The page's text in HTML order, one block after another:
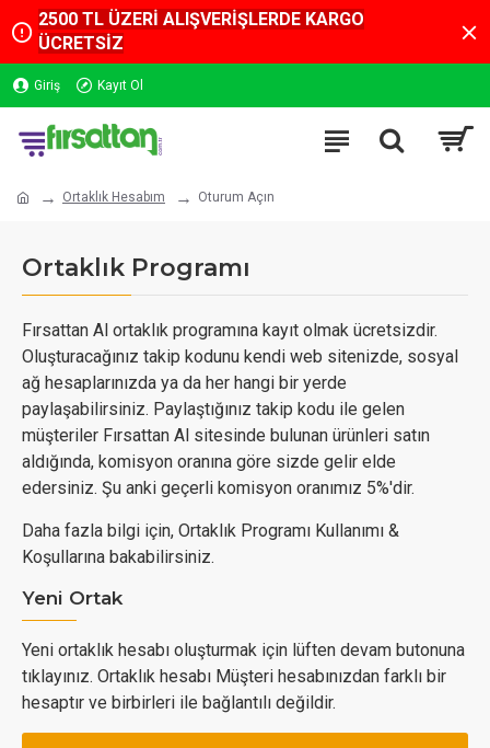
2500 TL ÜZERİ ALIŞVERİŞLERDE KARGO
ÜCRETSİZ
Giriş Kayıt Ol
Ortaklık Hesabım Oturum Açın
Ortaklık Programı
Fırsattan Al ortaklık programına kayıt olmak ücretsizdir.
Oluşturacağınız takip kodunu kendi web sitenizde, sosyal
ağ hesaplarınızda ya da her hangi bir yerde
paylaşabilirsiniz. Paylaştığınız takip kodu ile gelen
müşteriler Fırsattan Al sitesinde bulunan ürünleri satın
aldığında, komisyon oranına göre sizde gelir elde
edersiniz. Şu anki geçerli komisyon oranımız 5%'dir.
Daha fazla bilgi için, Ortaklık Programı Kullanımı &
Koşullarına bakabilirsiniz.
Yeni Ortak
Yeni ortaklık hesabı oluşturmak için lüften devam butonuna
tıklayınız. Ortaklık hesabı Müşteri hesabınızdan farklı bir
hesaptır ve birbirleri ile bağlantılı değildir.